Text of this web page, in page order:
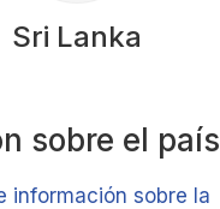
Sri Lanka
sobre el país
información sobre la